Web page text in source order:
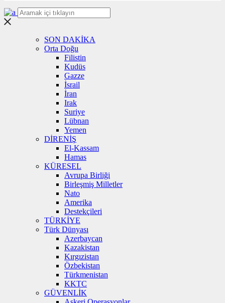
SON DAKİKA
Orta Doğu
Filistin
Kudüs
Gazze
İsrail
İran
Irak
Suriye
Lübnan
Yemen
DİRENİŞ
El-Kassam
Hamas
KÜRESEL
Avrupa Birliği
Birleşmiş Milletler
Nato
Amerika
Destekçileri
TÜRKİYE
Türk Dünyası
Azerbaycan
Kazakistan
Kırgızistan
Özbekistan
Türkmenistan
KKTC
GÜVENLİK